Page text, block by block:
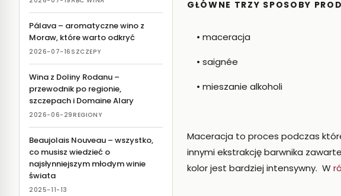
Pálava – aromatyczne wino z
Moraw, które warto odkryć
2026-07-16 SZCZEPY
Wina z Doliny Rodanu –
przewodnik po regionie,
szczepach i Domaine Alary
2026-06-29REGIONY
Beaujolais Nouveau – wszystko,
co musisz wiedzieć o
najsłynniejszym młodym winie
świata
2025-11-13
GŁÓWNE TRZY SPOSOBY
• maceracja
• saignée
• mieszanie alkoholi
Maceracja to proces podczas
innymi ekstrakcję barwnika
kolor jest bardziej intensywny. W